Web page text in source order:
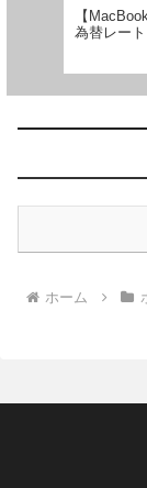
【
為替レート
ホーム